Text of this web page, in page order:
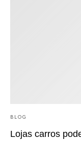
BLOG
Lojas carros